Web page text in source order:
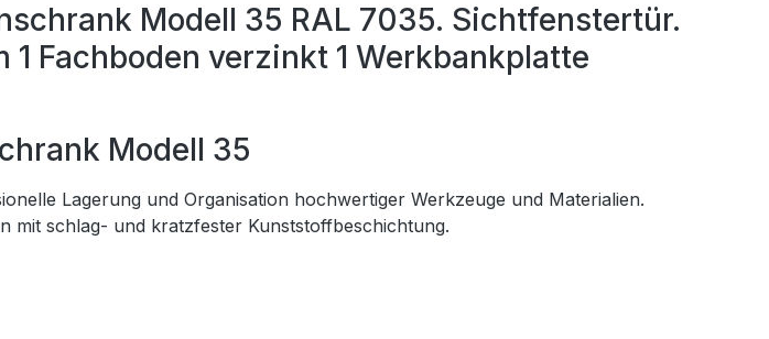
Modell 35 RAL 7035. Sichtfenstertür.
Fachboden verzinkt 1 Werkbankplatte
Modell 35
Lagerung und Organisation hochwertiger Werkzeuge und Materialien.
mit schlag- und kratzfester Kunststoffbeschichtung.